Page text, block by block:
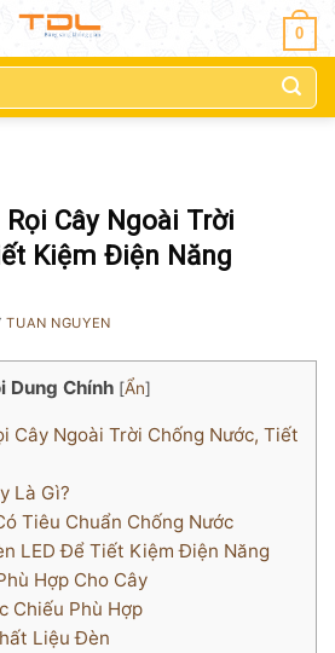
0
Cây Ngoài Trời
Kiệm Điện Năng
TUAN NGUYEN
Dung Chính [Ẩn]
Cây Ngoài Trời Chống Nước, Tiết
Là Gì?
Tiêu Chuẩn Chống Nước
LED Để Tiết Kiệm Điện Năng
Hợp Cho Cây
Chiếu Phù Hợp
Liệu Đèn